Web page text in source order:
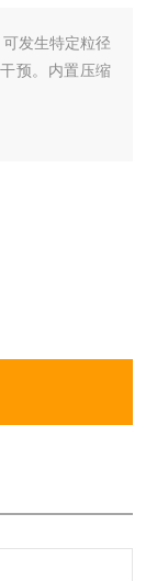
发生特定粒径
预。内置压缩